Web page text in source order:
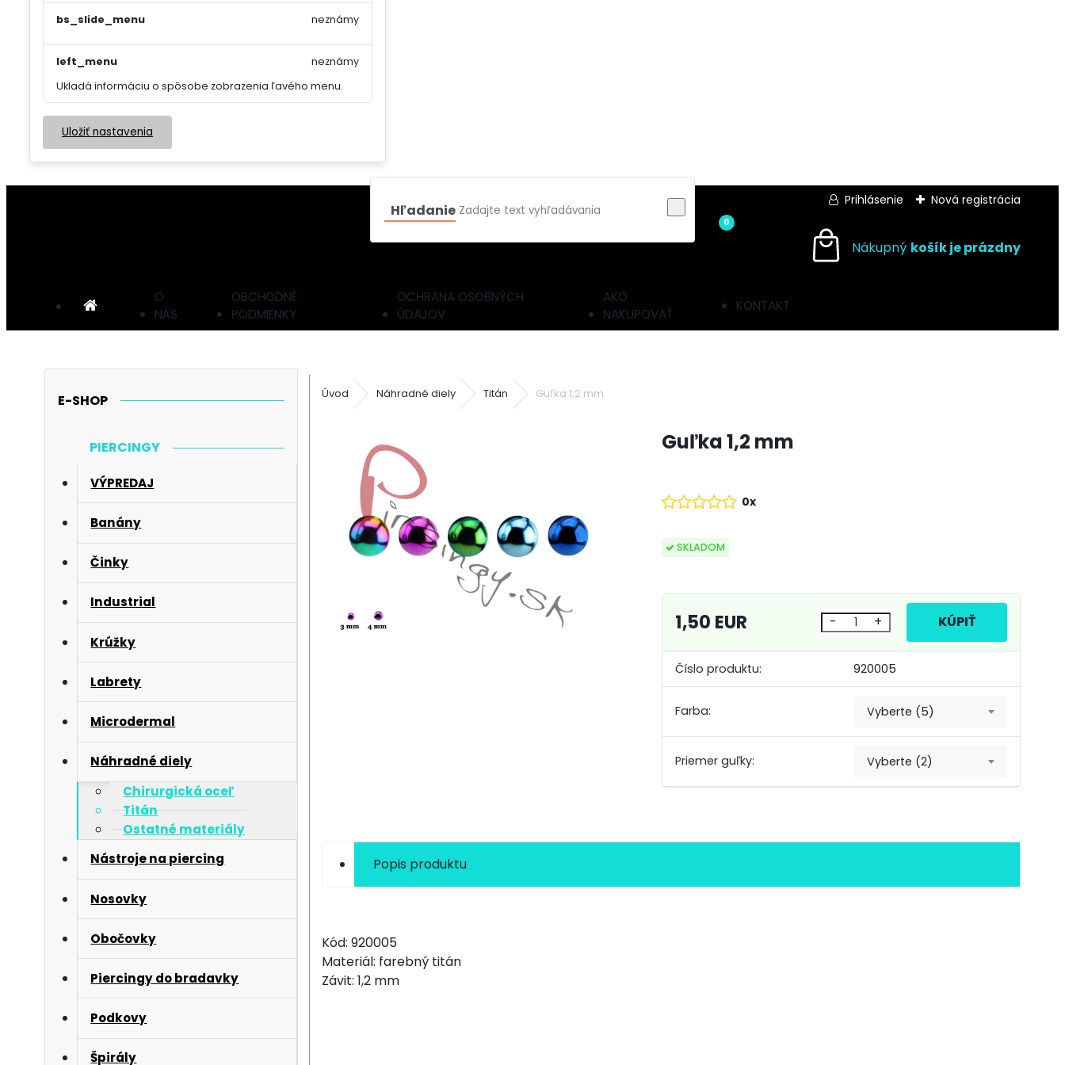
bs_slide_menu neznámy
left_menu
Ukladá informáciu o spôsobe zobrazenia ľavého menu.
neznámy
Uložiť nastavenia
Prihlásenie Nová registrácia
O
NÁS
OBCHODNÉ
PODMIENKY
OCHRANA OSOBNÝCH
ÚDAJOV
AKO
NAKUPOVAŤ
KONTAKT
Hľadanie
0
E-SHOP
PIERCINGY
VÝPREDAJ
Banány
Činky
Industrial
Krúžky
Labrety
Microdermal
Náhradné diely
Chirurgická oceľ
Titán
Ostatné materiály
Nástroje na piercing
Nosovky
Obočovky
Piercingy do bradavky
Podkovy
Špirály
Úvod Náhradné diely Titán Guľka 1,2 mm
Guľka 1,2 mm
SKLADOM
0x
Číslo produktu: 920005
Farba: Vyberte (5)
Priemer guľky: Vyberte (2)
1,50 EUR - +
Popis produktu
Kód: 920005
Materiál: farebný titán
Závit: 1,2 mm